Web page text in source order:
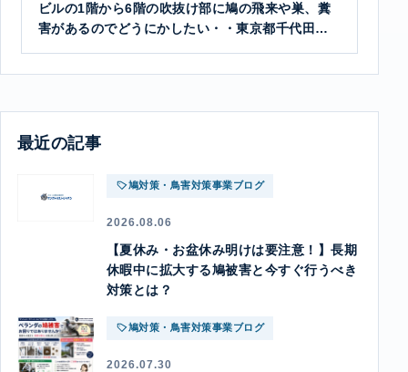
最近の記事
鳩対策・鳥害対策事業ブログ
2026.08.06
【夏休み・お盆休み明けは要注意！】長期
休暇中に拡大する鳩被害と今すぐ行うべき
対策とは？
鳩対策・鳥害対策事業ブログ
2026.07.30
ビルの1階から6階の吹抜け部に鳩の飛来や巣、糞
害があるのでどうにかしたい・・東京都千代田区